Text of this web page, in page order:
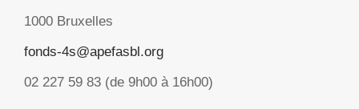
1000 Bruxelles
fonds-4s@apefasbl.org
02 227 59 83 (de 9h00 à 16h00)